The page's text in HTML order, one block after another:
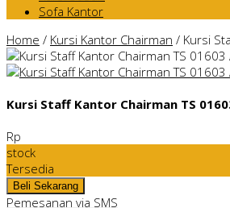
Sofa Kantor
Home / Kursi Kantor Chairman / Kursi
Kursi Staff Kantor Chairman TS
Rp
stock
Tersedia
Pemesanan via SMS